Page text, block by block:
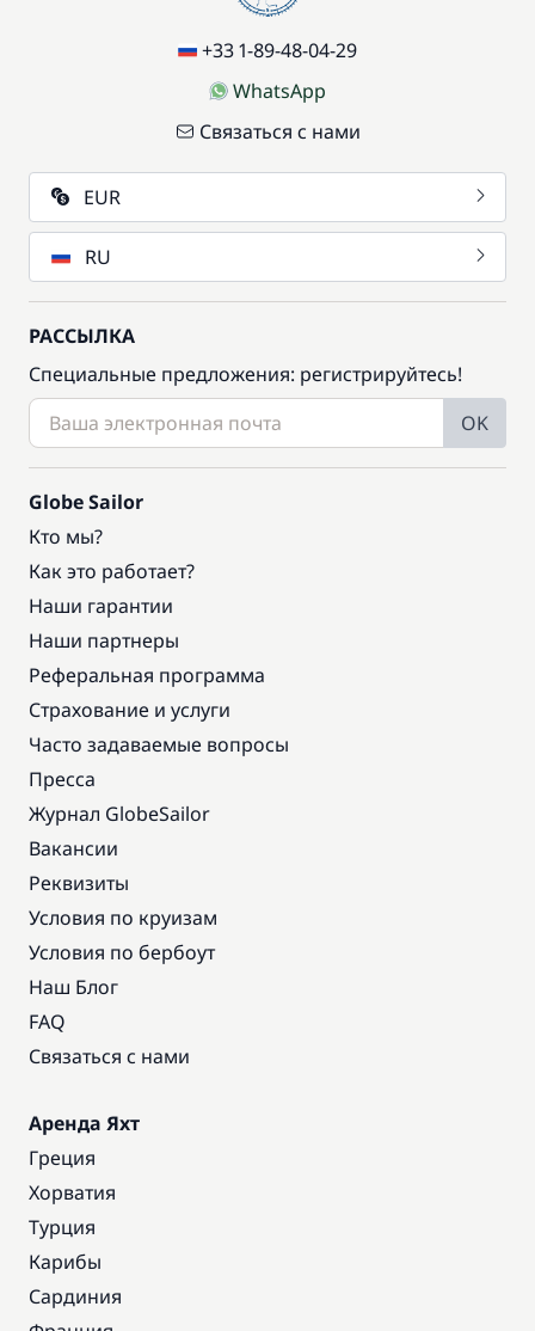
+33 1-89-48-04-29
WhatsApp
Связаться с нами
EUR
RU
РАССЫЛКА
Специальные предложения: регистрируйтесь!
OK
Globe Sailor
Кто мы?
Как это работает?
Наши гарантии
Наши партнеры
Реферальная программа
Страхование и услуги
Часто задаваемые вопросы
Пресса
Журнал GlobeSailor
Вакансии
Реквизиты
Условия по круизам
Условия по бербоут
Наш Блог
FAQ
Связаться с нами
Аренда Яхт
Греция
Хорватия
Турция
Карибы
Сардиния